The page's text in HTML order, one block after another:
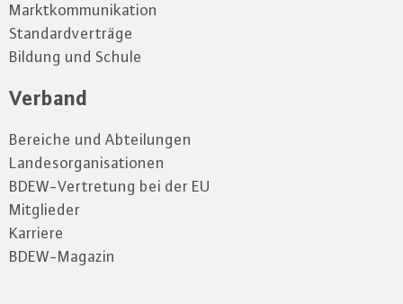
Marktkommunikation
Standardverträge
Bildung und Schule
Verband
Bereiche und Abteilungen
Landesorganisationen
BDEW-Vertretung bei der EU
Mitglieder
Karriere
BDEW-Magazin